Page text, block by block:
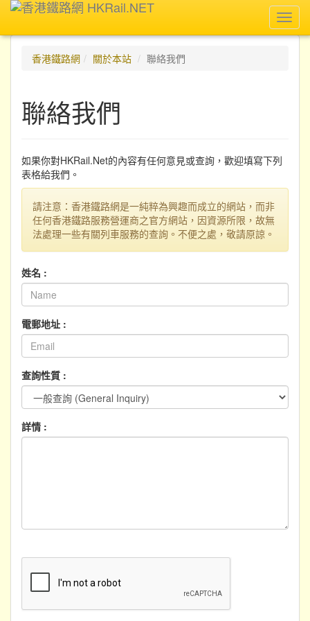
香港鐵路網
關於本站 聯絡我們
聯絡我們
如果你對HKRail.Net的內容有任何意見或查詢，歡迎填寫下列
表格給我們。
請注意：香港鐵路網是一純粹為興趣而成立的網站，而非
任何香港鐵路服務營運商之官方網站，因資源所限，故無
法處理一些有關列車服務的查詢。不便之處，敬請原諒。
姓名 :
電郵地址 :
查詢性質 :
詳情 :